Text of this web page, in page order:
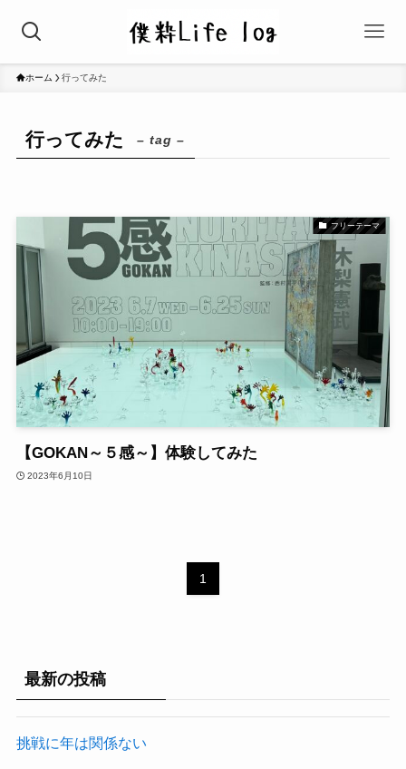
ホーム 行ってみた
行ってみた – tag –
フリーテーマ
【GOKAN～５感～】体験してみた
2023年6月10日
1
最新の投稿
挑戦に年は関係ない